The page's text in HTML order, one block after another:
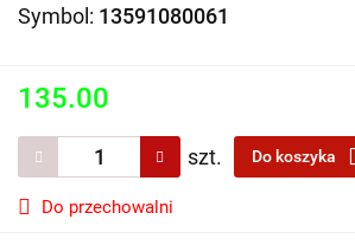
Symbol: 13591080061
135.00
szt. Do koszyka
Do przechowalni